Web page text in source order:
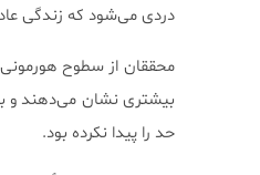
دردی می‌شود که زندگی
محققان از سطوح
حد را پیدا نکرده بود.